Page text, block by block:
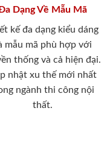
Dạng Về Mẫu Mã
kế đa dạng kiểu dáng
mẫu mã phù hợp với
thống và cả hiện đại.
nhật xu thế mới nhất
ngành thi công nội
thất.